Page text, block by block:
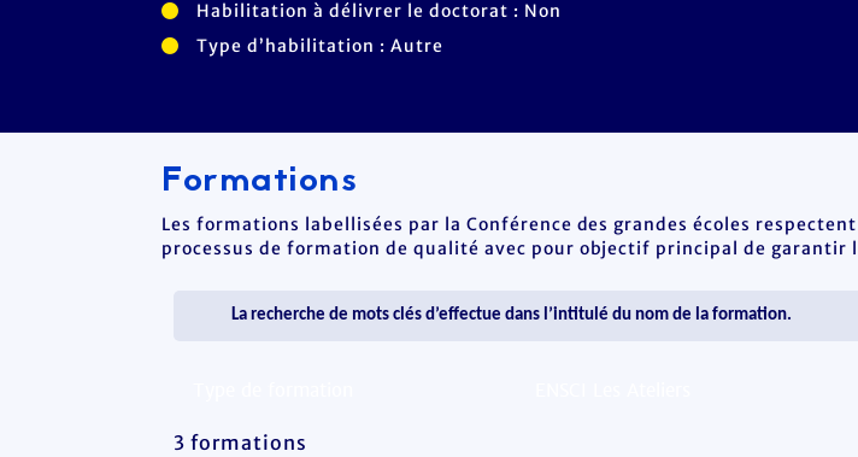
Habilitation à délivrer le doctorat : Non
Type d’habilitation : Autre
Formations
Les formations labellisées par la Conférence des grandes écoles
processus de formation de qualité avec pour objectif principal de garantir
3 formations